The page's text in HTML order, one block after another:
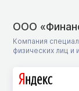
ООО
Компания
физических лиц